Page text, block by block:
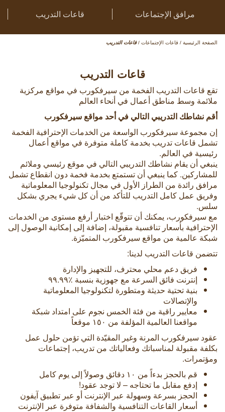
مرافق الإجتماعات قاعات التدريب
الصفحة الرئيسية / قاعات الإجتماعات / قاعات التدريب
قاعات التدريب
تقع قاعات التدريب الفخمة من سيرفكورب في مواقع مركزية
ملائمة وسط مناطق أعمال في أنحاء العالم
أقم نشاطك التدريبي التالي في أحد مواقع سيرفكورب
إن مجموعة سيرفكورب الواسعة من الخدمات الإحترافية الفخمة
تشمل قاعات تدريب بخدمة كاملة متوفرة في مواقع أعمال
رئيسية في العالم.
ينبغي أن يقام نشاطك التدريبي التالي في موقع رئيسي وملائم
للمشاركين. كما ينبغي أن تستمتع بخدمة فخمة دون انقطاع تشمل
مرافق رائدة من الطراز الأول في مجال تكنولوجيا المعلوماتية
وفريق عمل كامل التدريب للتأكد من أن كل شيء يجري بشكل
سلس.
مع سيرفكورب، يمكنك أن تتوقّع اختبار أرفع مستوى من الخدمات
الإحترافية بأسعار تنافسية مقبولة، إضافة إلى إمكانية الوصول إلى
شبكة عالمية من مواقع سيرفكورب المتميّزة.
تتضمن قاعات التدريب لدينا:
فريق دعم محلي محترف، للتجهيز والإدارة
إنترنت فائق السرعة مع جهوزية بنسبة ٪٩٩.٩٩
بنية تحتية حديثة ومتطورة لتكنولوجيا المعلوماتية
والإتصالات
معايير راقية من فئة الخمس نجوم على امتداد شبكة
مواقعنا العالمية المؤلفة من ١٥٠ موقعاً
عقود سيرفكورب المرنة وغير المقيّدة التي تؤمن حلول عمل
بكلفة مقبولة لمناسباتك وفعالياتك من تدريب، إجتماعات
ومؤتمرات.
قم بالحجز بدءاً من ١٠ دقائق وصولاً إلى يوم كامل
إدفع مقابل ما تحتاجه – لا توجد عقود!
الحجز بسرعة وسهولة عبر الإنترنت أو عبر تطبيق آيفون
أسعار القاعات التنافسية والشفافة متوفرة عبر الإنترنت